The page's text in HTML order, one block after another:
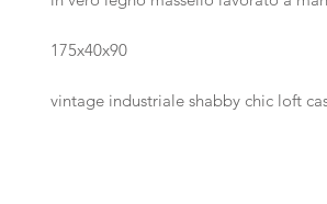
175x40x90
vintage industriale shabby chic loft